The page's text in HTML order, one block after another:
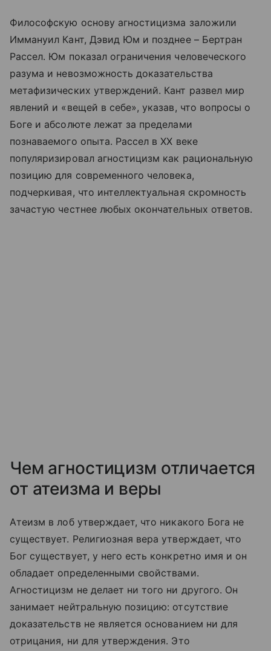
Философскую основу агностицизма заложили
Иммануил Кант, Дэвид Юм и позднее – Бертран
Рассел. Юм показал ограничения человеческого
разума и невозможность доказательства
метафизических утверждений. Кант развел мир
явлений и «вещей в себе», указав, что вопросы о
Боге и абсолюте лежат за пределами
познаваемого опыта. Рассел в XX веке
популяризировал агностицизм как рациональную
позицию для современного человека,
подчеркивая, что интеллектуальная скромность
зачастую честнее любых окончательных ответов.
Чем агностицизм отличается
от атеизма и веры
Атеизм в лоб утверждает, что никакого Бога не
существует. Религиозная вера утверждает, что
Бог существует, у него есть конкретно имя и он
обладает определенными свойствами.
Агностицизм не делает ни того ни другого. Он
занимает нейтральную позицию: отсутствие
доказательств не является основанием ни для
отрицания, ни для утверждения. Это